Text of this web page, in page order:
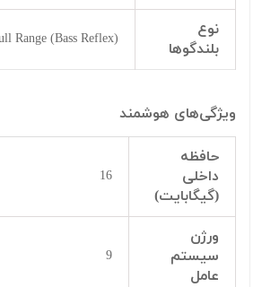
نوع
بلندگوها
Range (Bass Reflex)
ویژگی‌‌‌‌های هوشمند
حافظه
داخلی
(گیگابایت)
16
ورژن
سیستم
عامل
9